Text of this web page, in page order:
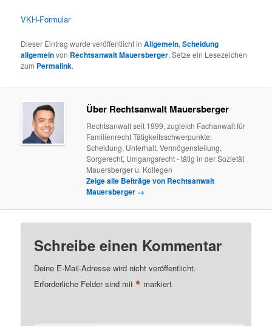
VKH-Formular
Dieser Eintrag wurde veröffentlicht inAllgemein,Scheidung
allgemeinvon Rechtsanwalt Mauersberger. Setze ein Lesezeichen
zum Permalink.
Über Rechtsanwalt Mauersberger
Rechtsanwalt seit 1999, zugleich Fachanwalt für
Familienrecht Tätigkeitsschwerpunkte:
Scheidung, Unterhalt, Vermögensteilung,
Sorgerecht, Umgangsrecht - tätig in der Sozietät
Mauersberger u. Kollegen
Zeige alle Beiträge von Rechtsanwalt
Mauersberger →
Schreibe einen Kommentar
Deine E-Mail-Adresse wird nicht veröffentlicht.
Erforderliche Felder sind mit* markiert